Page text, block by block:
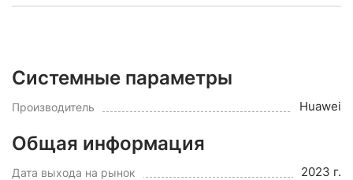
Системные параметры
Производитель Huawei
Общая информация
Дата выхода на рынок 2023 г.